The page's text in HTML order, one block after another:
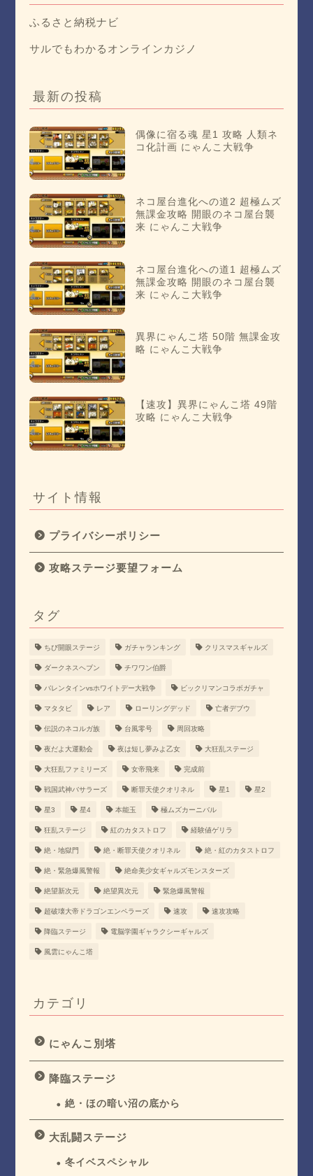
ふるさと納税ナビ
サルでもわかるオンラインカジノ
最新の投稿
偶像に宿る魂 星1 攻略 人類ネ
コ化計画 にゃんこ大戦争
ネコ屋台進化への道2 超極ムズ
無課金攻略 開眼のネコ屋台襲
来 にゃんこ大戦争
ネコ屋台進化への道1 超極ムズ
無課金攻略 開眼のネコ屋台襲
来 にゃんこ大戦争
異界にゃんこ塔 50階 無課金攻
略 にゃんこ大戦争
【速攻】異界にゃんこ塔 49階
攻略 にゃんこ大戦争
サイト情報
プライバシーポリシー
攻略ステージ要望フォーム
タグ
ちび開眼ステージ ガチャランキング クリスマスギャルズ
ダークネスヘブン チワワン伯爵
バレンタインvsホワイトデー大戦争 ビックリマンコラボガチャ
マタタビ レア ローリングデッド 亡者デブウ
伝説のネコルガ族 台風零号 周回攻略
夜だよ大運動会 夜は短し夢みよ乙女 大狂乱ステージ
大狂乱ファミリーズ 女帝飛来 完成前
戦国武神バサラーズ 断罪天使クオリネル 星1 星2
星3 星4 本能玉 極ムズカーニバル
狂乱ステージ 紅のカタストロフ 経験値ゲリラ
絶・地獄門 絶・断罪天使クオリネル 絶・紅のカタストロフ
絶・緊急爆風警報 絶命美少女ギャルズモンスターズ
絶望新次元 絶望異次元 緊急爆風警報
超破壊大帝ドラゴンエンペラーズ 速攻 速攻攻略
降臨ステージ 電脳学園ギャラクシーギャルズ
風雲にゃんこ塔
カテゴリ
にゃんこ別塔
降臨ステージ
絶・ほの暗い沼の底から
大乱闘ステージ
冬イベスペシャル